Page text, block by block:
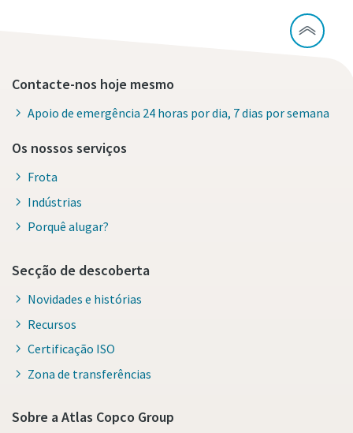
Contacte-nos hoje mesmo
Apoio de emergência 24 horas por dia, 7 dias por semana
Os nossos serviços
Frota
Indústrias
Porquê alugar?
Secção de descoberta
Novidades e histórias
Recursos
Certificação ISO
Zona de transferências
Sobre a Atlas Copco Group